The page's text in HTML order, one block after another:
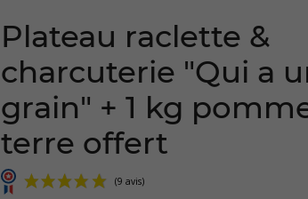
Plateau raclette &
charcuterie "Qui a
grain" + 1 kg
terre offert